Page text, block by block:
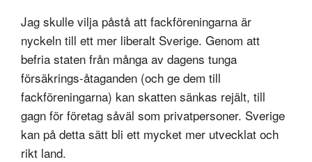
Jag skulle vilja påstå att fackföreningarna är
nyckeln till ett mer liberalt Sverige. Genom att
befria staten från många av dagens tunga
försäkrings-åtaganden (och ge dem till
fackföreningarna) kan skatten sänkas rejält, till
gagn för företag såväl som privatpersoner. Sverige
kan på detta sätt bli ett mycket mer utvecklat och
rikt land.